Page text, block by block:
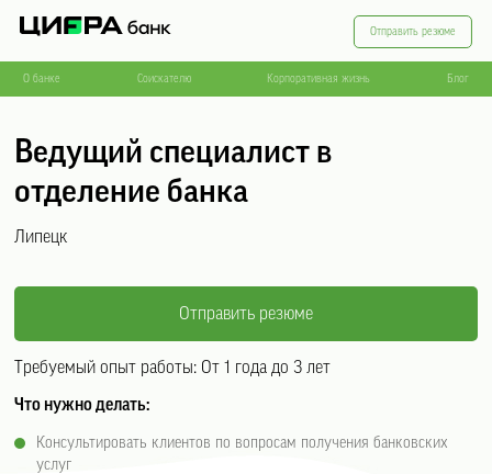
О банке Соискателю Корпоративная жизнь Блог
Отправить резюме
Ведущий специалист в
отделение банка
Липецк
Отправить резюме
Требуемый опыт работы: От 1 года до 3 лет
Что нужно делать:
Консультировать клиентов по вопросам получения банковских
услуг